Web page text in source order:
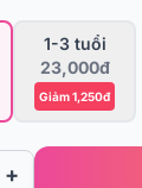
1-3 tuổi
23,000đ
Giảm 1,250đ
+